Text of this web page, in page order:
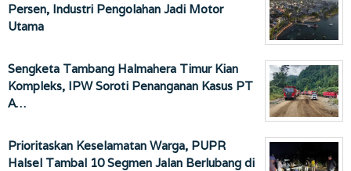
Persen, Industri Pengolahan Jadi Motor
Utama
Sengketa Tambang Halmahera Timur Kian
Kompleks, IPW Soroti Penanganan Kasus PT
A…
Prioritaskan Keselamatan Warga, PUPR
Halsel Tambal 10 Segmen Jalan Berlubang di